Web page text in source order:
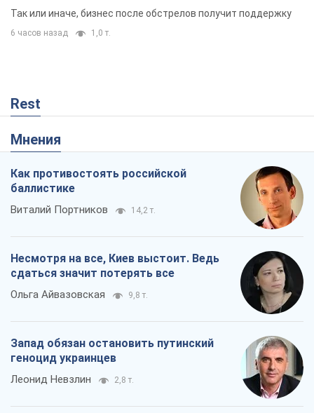
складским помещениям
Так или иначе, бизнес после обстрелов получит поддержку
6 часов назад 1,0 т.
Rest
Мнения
Как противостоять российской
баллистике
Виталий Портников 14,2 т.
Несмотря на все, Киев выстоит. Ведь
сдаться значит потерять все
Ольга Айвазовская 9,8 т.
Запад обязан остановить путинский
геноцид украинцев
Леонид Невзлин 2,8 т.